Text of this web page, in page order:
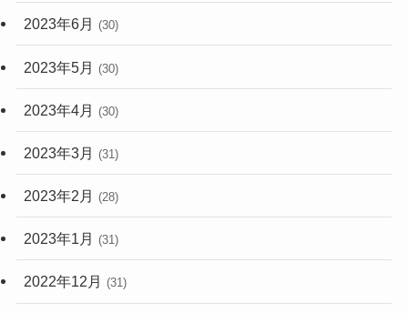
2023年6月 (30)
2023年5月 (30)
2023年4月 (30)
2023年3月 (31)
2023年2月 (28)
2023年1月 (31)
2022年12月 (31)